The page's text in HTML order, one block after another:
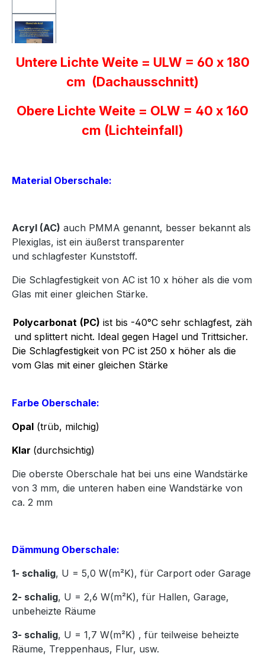
Untere Lichte Weite = ULW = 60 x 180
cm (Dachausschnitt)
Obere Lichte Weite = OLW = 40 x 160
cm (Lichteinfall)
Material Oberschale:
Acryl (AC) auch PMMA genannt, besser bekannt als
Plexiglas, ist ein äußerst transparenter
und schlagfester Kunststoff.
Die Schlagfestigkeit von AC ist 10 x höher als die vom
Glas mit einer gleichen Stärke.
Polycarbonat (PC) ist bis -40°C sehr schlagfest, zäh
und splittert nicht. Ideal gegen Hagel und Trittsicher.
Die Schlagfestigkeit von PC ist 250 x höher als die
vom Glas mit einer gleichen Stärke
Farbe Oberschale:
Opal (trüb, milchig)
Klar (durchsichtig)
Die oberste Oberschale hat bei uns eine Wandstärke
von 3 mm, die unteren haben eine Wandstärke von
ca. 2 mm
Dämmung Oberschale:
1- schalig, U = 5,0 W(m²K), für Carport oder Garage
2- schalig, U = 2,6 W(m²K), für Hallen, Garage,
unbeheizte Räume
3- schalig, U = 1,7 W(m²K) , für teilweise beheizte
Räume, Treppenhaus, Flur, usw.